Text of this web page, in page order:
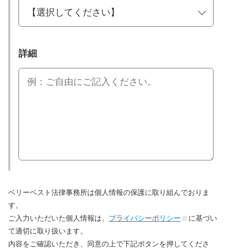
詳細
ベリーベスト法律事務所は個人情報の保護に取り組んでおりま
す。
ご入力いただいた個人情報は、 プライバシーポリシー
に基づい
て適切に取り扱います。
内容をご確認いただき、同意の上で下記ボタンを押してくださ